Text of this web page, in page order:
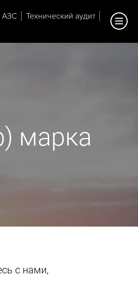
АЗС
Технический аудит
марка
с нами,